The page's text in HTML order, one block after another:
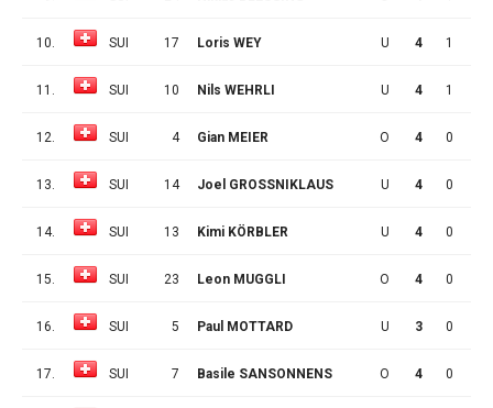
10. SUI 17 Loris WEY U 4 1
11. SUI 10 Nils WEHRLI U 4 1
12. SUI 4 Gian MEIER O 4 0
13. SUI 14 Joel GROSSNIKLAUS U 4 0
14. SUI 13 Kimi KÖRBLER U 4 0
15. SUI 23 Leon MUGGLI O 4 0
16. SUI 5 Paul MOTTARD U 3 0
17. SUI 7 Basile SANSONNENS O 4 0